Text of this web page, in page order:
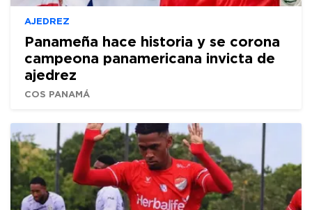
AJEDREZ
Panameña hace historia y se corona
campeona panamericana invicta de
ajedrez
COS PANAMÁ